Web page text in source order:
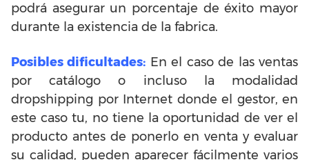
podrá asegurar un porcentaje de éxito mayor
durante la existencia de la fabrica.
Posibles dificultades: En el caso de las ventas
por catálogo o incluso la modalidad
dropshipping por Internet donde el gestor, en
este caso tu, no tiene la oportunidad de ver el
producto antes de ponerlo en venta y evaluar
su calidad, pueden aparecer fácilmente varios